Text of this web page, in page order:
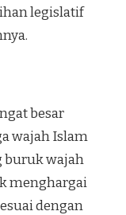
legislatif
besar
wajah Islam
buruk wajah
menghargai
dengan